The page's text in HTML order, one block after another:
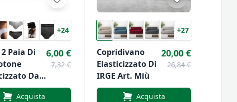
+24
Paia Di
Da
2383
6,00 €
7,32 €
Acquista
+27
Copridivano
Elasticizzato Di
IRGE Art. Miù
20,00 €
26,84 €
Acquista